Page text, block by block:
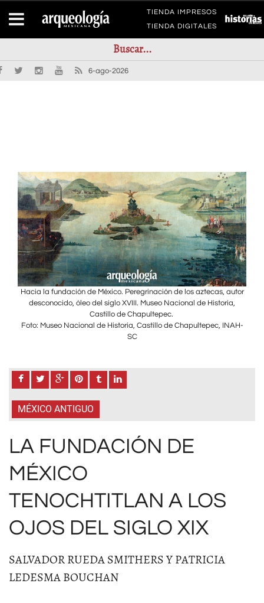
TIENDA IMPRESOS
TIENDA DIGITALES
6-ago-2026
Hacia la fundación de México. Peregrinación de los aztecas, autor
desconocido, óleo del siglo XVIII. Museo Nacional de Historia,
Castillo de Chapultepec.
Foto: Museo Nacional de Historia, Castillo de Chapultepec, INAH-
SC
MÉXICO ANTIGUO
LA FUNDACIÓN DE
MÉXICO
TENOCHTITLAN A LOS
OJOS DEL SIGLO XIX
SALVADOR RUEDA SMITHERS Y PATRICIA
LEDESMA BOUCHAN